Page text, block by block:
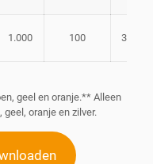
1.000 100
geel en oranje.** Alleen
oranje en zilver.